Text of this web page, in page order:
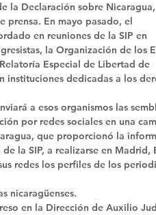
la Declaración sobre Nicaragua,
prensa. En mayo pasado, el
en reuniones de la SIP en
la Organización de los
Especial de Libertad de
instituciones dedicadas a los
a esos organismos las
por redes sociales en una
que proporcionó la
la SIP, a realizarse en Madrid,
redes los perfiles de los
nicaragüenses.
en la Dirección de Auxilio